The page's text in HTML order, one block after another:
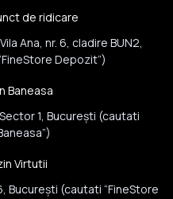
de ridicare
Ana, nr. 6, cladire BUN2,
Depozit”)
Baneasa
1, Bucureşti (cautati
Virtutii
București (cautati “FineStore